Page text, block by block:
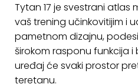
o
kolačićima
Tytan 17 je svestrani atlas
vaš trening učinkovitijim i
pametnom dizajnu,
širokom rasponu funkcija
uređaj će svaki prostor
teretanu.